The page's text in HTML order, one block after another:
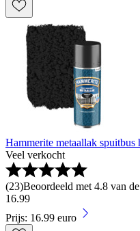
Hammerite metaallak spuitbus
Veel verkocht
(23)Beoordeeld met 4.8 van
16.99
Prijs: 16.99 euro